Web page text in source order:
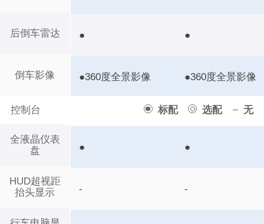
后倒车雷达
倒车影像
控制台 标配 选配 无
全液晶仪表
盘
HUD超视距
抬头显示
● ●
●360度全景影像 ●360度全景影像
● ●
- -